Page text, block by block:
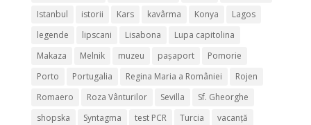
Istanbul
istorii Kars kavârma Konya
Lagos
legende
lipscani Lisabona
Lupa capitolina
Makaza
Melnik muzeu pașaport
Pomorie
Porto
Portugalia Regina Maria a României
Rojen
Romaero
Roza Vânturilor Sevilla
Sf. Gheorghe
shopska
Syntagma test PCR Turcia
vacanță